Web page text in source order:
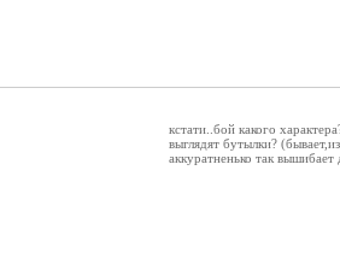
кстати..бой какого
выглядят бутылки?
аккуратненько так